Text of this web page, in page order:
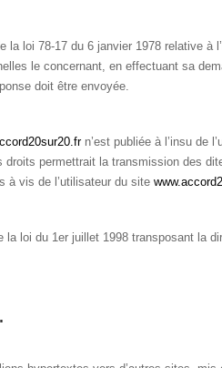
loi 78-17 du 6 janvier 1978 relative à
le concernant, en effectuant sa
doit être envoyée.
n’est publiée à l’insu de
permettrait la transmission des
à vis de l’utilisateur du site
loi du 1er juillet 1998 transposant la